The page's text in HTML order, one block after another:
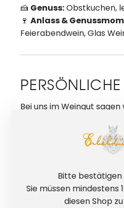
🍰 Genuss:Obstkuchen,
🍷 Anlass &
Feierabendwein, Glas
Bei uns im Weingut sagen
ihren Weißwein für jeden
und zuverlässig im
HÄUFIGE
Bitte bestätigen
Sie müssen mindestens
diesen Shop